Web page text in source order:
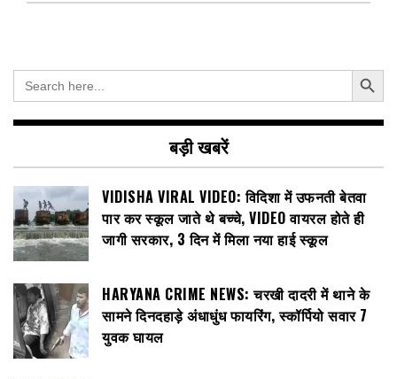
Search
for:
Search Button
बड़ी खबरें
VIDISHA VIRAL VIDEO: विदिशा में उफनती बेतवा
पार कर स्कूल जाते थे बच्चे, VIDEO वायरल होते ही
जागी सरकार, 3 दिन में मिला नया हाई स्कूल
HARYANA CRIME NEWS: चरखी दादरी में थाने के
सामने दिनदहाड़े अंधाधुंध फायरिंग, स्कॉर्पियो सवार 7
युवक घायल